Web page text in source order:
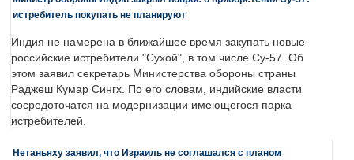
истребитель покупать не планируют
Индия не намерена в ближайшее время закупать новые
российские истребители "Сухой", в том числе Су-57. Об
этом заявил секретарь Министерства обороны страны
Раджеш Кумар Сингх. По его словам, индийские власти
сосредоточатся на модернизации имеющегося парка
истребителей.
Нетаньяху заявил, что Израиль не соглашался с планом